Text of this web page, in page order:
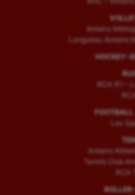
Amiens
Longueau Amiens
HOCKEY-
RCA (F) –
Les
Amiens
Tennis Club
RCA